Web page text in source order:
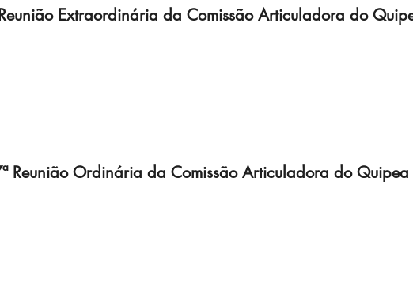
Extraordinária da Comissão Articuladora do
Reunião Ordinária da Comissão Articuladora do Quipea